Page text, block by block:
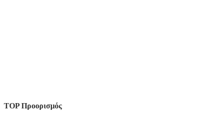
TOP Προορισμός